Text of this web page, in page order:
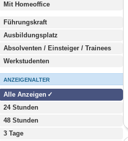
Mit Homeoffice
Führungskraft
Ausbildungsplatz
Absolventen / Einsteiger / Trainees
Werkstudenten
ANZEIGENALTER
Alle Anzeigen
24 Stunden
48 Stunden
3 Tage